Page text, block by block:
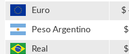
Euro
Peso Argentino
Real